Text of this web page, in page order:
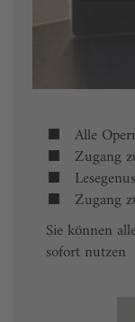
Alle
Zugang
Zugang
Sie können
sofort nutzen